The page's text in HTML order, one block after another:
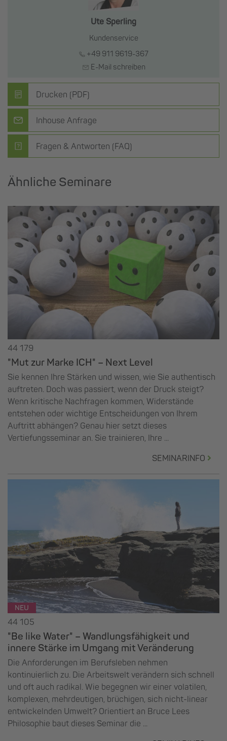
Ute Sperling
Kundenservice
+49 911 9619-367
E-Mail schreiben
Drucken (PDF)
Inhouse Anfrage
Fragen & Antworten (FAQ)
Ähnliche Seminare
44 179
"Mut zur Marke ICH" – Next Level
Sie kennen Ihre Stärken und wissen, wie Sie authentisch
auftreten. Doch was passiert, wenn der Druck steigt?
Wenn kritische Nachfragen kommen, Widerstände
entstehen oder wichtige Entscheidungen von Ihrem
Auftritt abhängen? Genau hier setzt dieses
Vertiefungsseminar an. Sie trainieren, Ihre ...
SEMINARINFO
NEU
44 105
"Be like Water" – Wandlungsfähigkeit und
innere Stärke im Umgang mit Veränderung
Die Anforderungen im Berufsleben nehmen
kontinuierlich zu. Die Arbeitswelt verändern sich schnell
und oft auch radikal. Wie begegnen wir einer volatilen,
komplexen, mehrdeutigen, brüchigen, sich nicht-linear
entwickelnden Umwelt? Orientiert an Bruce Lees
Philosophie baut dieses Seminar die ...